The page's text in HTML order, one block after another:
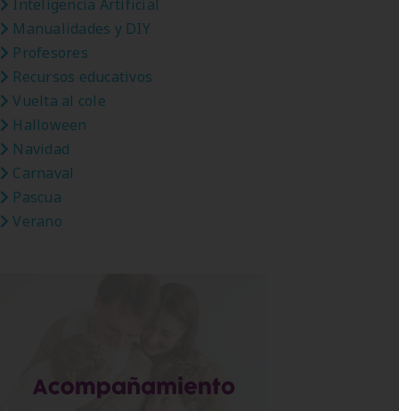
Inteligencia Artificial
Manualidades y DIY
Profesores
Recursos educativos
Vuelta al cole
Halloween
Navidad
Carnaval
Pascua
Verano